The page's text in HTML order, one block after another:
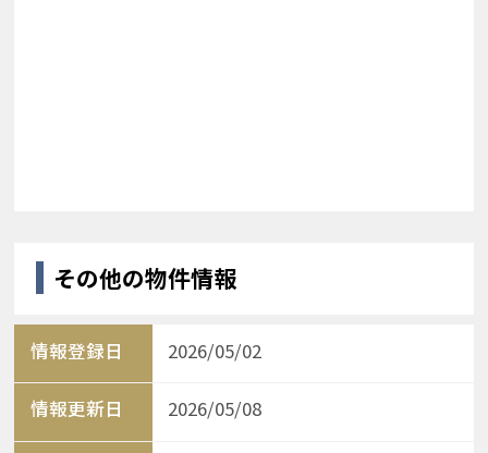
その他の物件情報
情報登録日 2026/05/02
情報更新日 2026/05/08